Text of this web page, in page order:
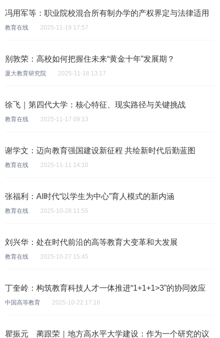
冯用军等：职业院校混合所有制办学的产权界定与法律适用
教育在线 2025-11-19 17:57
别敦荣：高校如何把握住未来“黄金十年”发展期？
厦大教育研究院 2025-11-18 13:17
徐飞｜第四代大学：核心特征、现实路径与关键挑战
教育在线 2025-11-17 09:13
谢学文：迈向教育强国建设新征程 共绘新时代后勤蓝图
教育在线 2025-11-11 14:10
张福利：AI时代“以学生为中心”育人模式的新内涵
教育在线 2025-10-28 11:55
刘兴华：处在时代前沿的高等教育大变革和大发展
教育在线 2025-10-27 15:45
丁奎岭：构筑教育科技人才一体推进“1+1+1>3”的协同效应
中国高等教育 2025-10-22 17:16
瞿振元 蔺跟荣｜地方高水平大学建设：作为一个研究的议